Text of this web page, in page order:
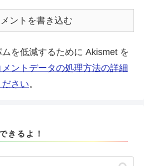
ントを書き込む
を低減するために Akismet を
メントデータの処理方法の詳細
さい。
きるよ！